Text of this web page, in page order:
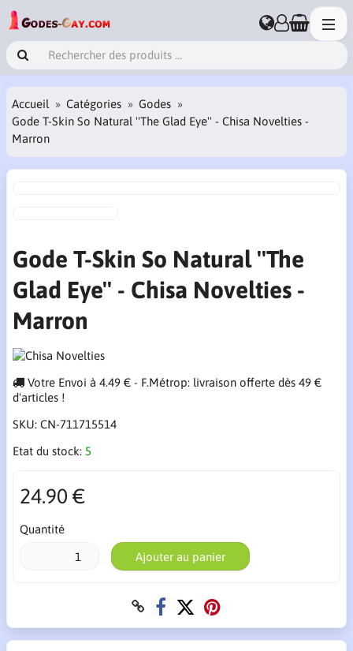
Accueil Catégories
Godes
Gode T-Skin So Natural ''The Glad Eye'' - Chisa Novelties -
Marron
Gode T-Skin So Natural ''The
Glad Eye'' - Chisa Novelties -
Marron
Votre Envoi à 4.49 € - F.Métrop: livraison offerte dès 49 €
d'articles !
SKU: CN-711715514
Etat du stock: 5
24.90 €
Quantité
Ajouter au panier